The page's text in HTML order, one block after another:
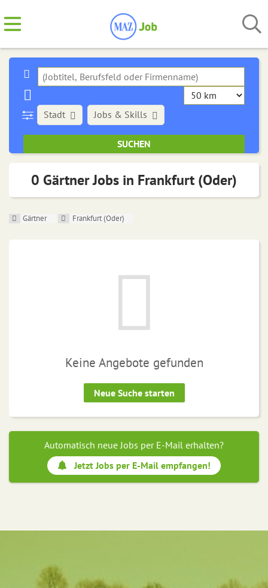
Stadt Jobs & Skills
0 Gärtner Jobs in Frankfurt (Oder)
Gärtner Frankfurt (Oder)
Keine Angebote gefunden
Neue Suche starten
Automatisch neue Jobs per E-Mail erhalten?
Jetzt Jobs per E-Mail empfangen!